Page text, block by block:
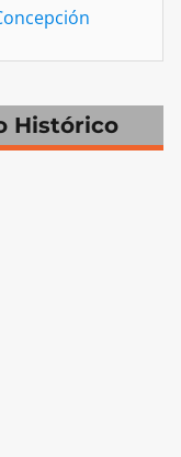
Histórico